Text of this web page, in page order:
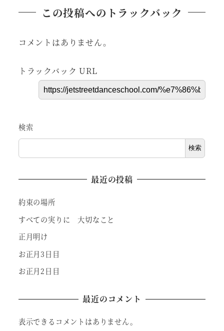
この投稿へのトラックバック
コメントはありません。
トラックバック URL
検索
検索
最近の投稿
約束の場所
すべての実りに 大切なこと
正月明け
お正月3日目
お正月2日目
最近のコメント
表示できるコメントはありません。